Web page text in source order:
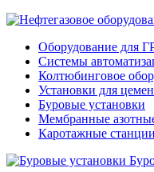
Оборудование для
Системы
Колтюбинговое
Установки для
Буровые установки
Мембранные
Каротажные станции